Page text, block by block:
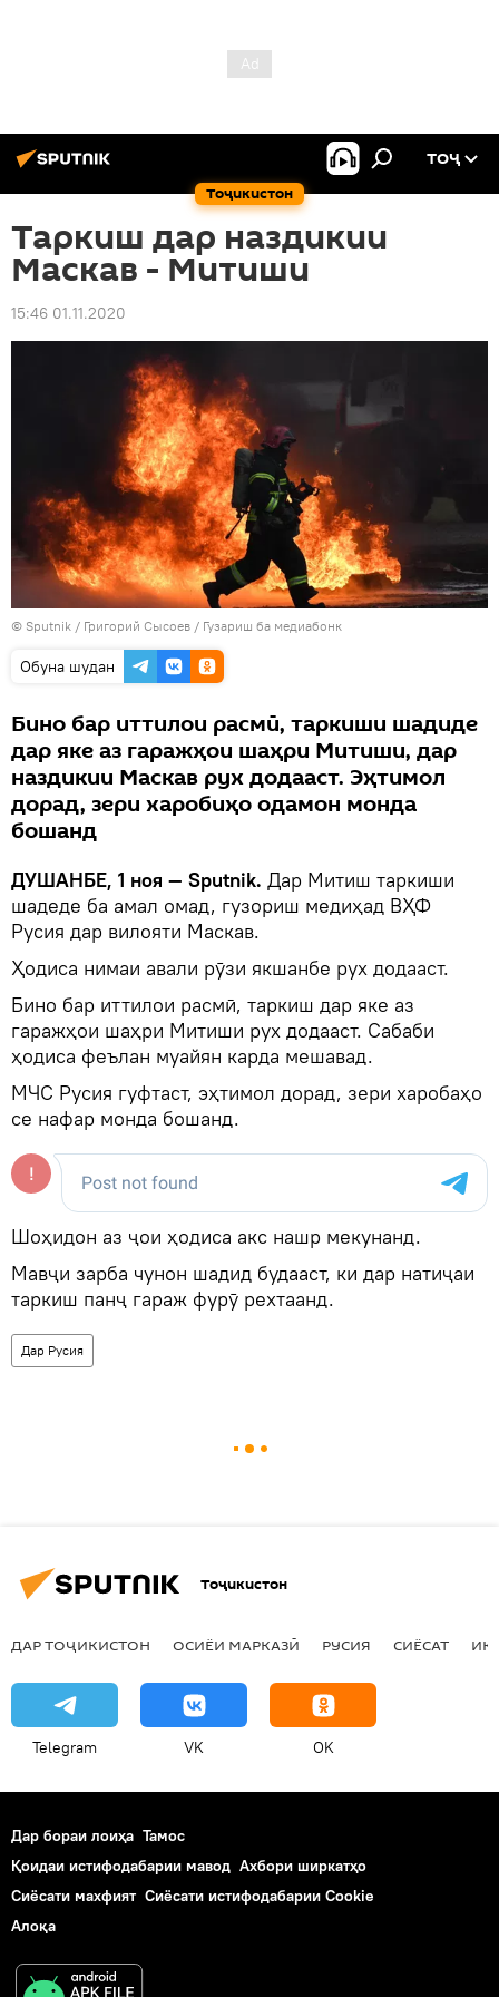
Тоҷикистон
ТОҶ
Таркиш дар наздикии
Маскав - Митиши
15:46 01.11.2020
© Sputnik / Григорий Сысоев / Гузариш ба медиабонк
Обуна шудан
Бино бар иттилои расмӣ, таркиши шадиде
дар яке аз гаражҳои шаҳри Митиши, дар
наздикии Маскав рух додааст. Эҳтимол
дорад, зери харобиҳо одамон монда
бошанд
ДУШАНБЕ, 1 ноя — Sputnik. Дар Митиш таркиши
шадеде ба амал омад, гузориш медиҳад ВҲФ
Русия дар вилояти Маскав.
Ҳодиса нимаи авали рӯзи якшанбе рух додааст.
Бино бар иттилои расмӣ, таркиш дар яке аз
гаражҳои шаҳри Митиши рух додааст. Сабаби
ҳодиса феълан муайян карда мешавад.
МЧС Русия гуфтаст, эҳтимол дорад, зери харобаҳо
се нафар монда бошанд.
Шоҳидон аз ҷои ҳодиса акс нашр мекунанд.
Мавҷи зарба чунон шадид будааст, ки дар натиҷаи
таркиш панҷ гараж фурӯ рехтаанд.
Дар Русия
Тоҷикистон
ДАР ТОҶИКИСТОН ОСИЁИ МАРКАЗӢ РУСИЯ СИЁСАТ
Telegram VK OK
Дар бораи лоиҳа Тамос
Қоидаи истифодабарии мавод Ахбори ширкатҳо
Сиёсати махфият Сиёсати истифодабарии Cookie
Алоқа